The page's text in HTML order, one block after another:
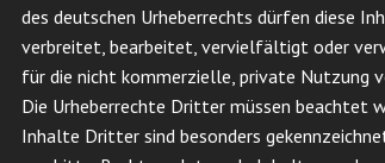
des deutschen Urheberrechts dürfen diese
verbreitet, bearbeitet, vervielfältigt oder
für die nicht kommerzielle, private Nutzung
Die Urheberrechte Dritter müssen beachtet
Inhalte Dritter sind besonders